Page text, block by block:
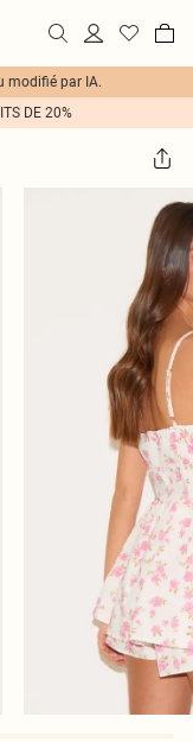
modifié par IA.
DE 20%